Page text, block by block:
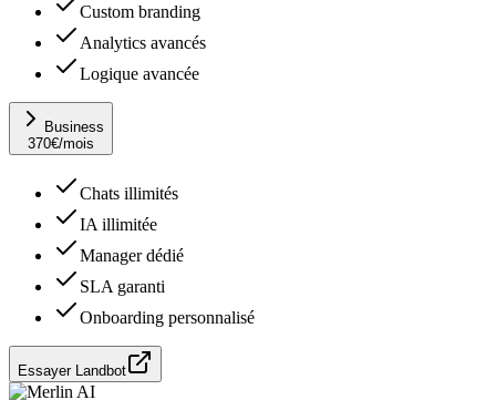
Custom branding
Analytics avancés
Logique avancée
Business
370€/mois
Chats illimités
IA illimitée
Manager dédié
SLA garanti
Onboarding personnalisé
Essayer Landbot